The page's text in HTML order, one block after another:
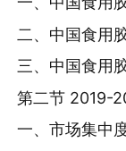
二、中国食用
三、中国食用
第二节 2019-
一、市场集中